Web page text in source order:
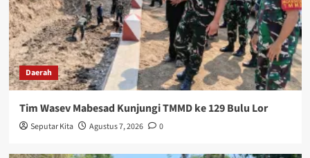
Daerah
Tim Wasev Mabesad Kunjungi TMMD ke 129 Bulu Lor
Seputar Kita Agustus 7, 2026 0